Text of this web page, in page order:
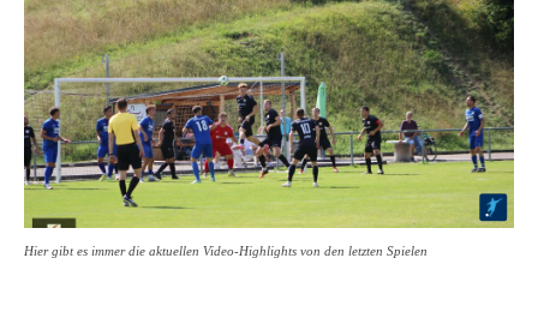
Hier gibt es immer die aktuellen Video-Highlights von den letzten Spielen